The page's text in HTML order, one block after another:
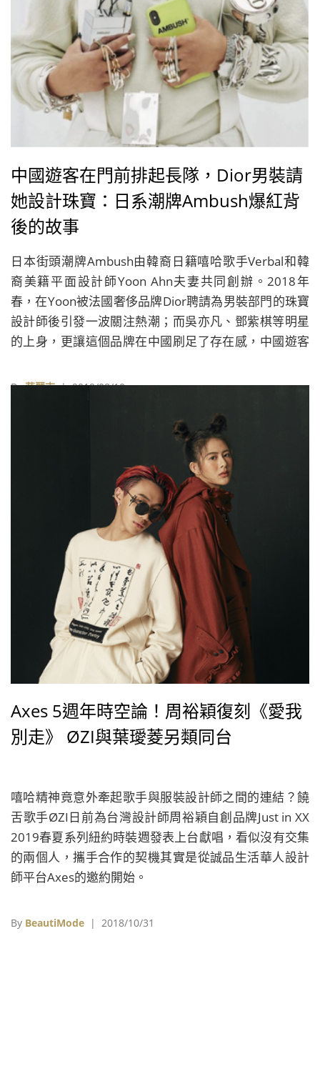
中國遊客在門前排起長隊，Dior男裝請
她設計珠寶：日系潮牌Ambush爆紅背
後的故事
日本街頭潮牌Ambush由韓裔日籍嘻哈歌手Verbal和韓
裔美籍平面設計師Yoon Ahn夫妻共同創辦。2018年
春，在Yoon被法國奢侈品牌Dior聘請為男裝部門的珠寶
設計師後引發一波關注熱潮；而吳亦凡、鄧紫棋等明星
的上身，更讓這個品牌在中國刷足了存在感，中國遊客
By華麗志| 2019/08/10
Axes 5週年時空論！周裕穎復刻《愛我
別走》 ØZI與葉璦菱另類同台
嘻哈精神竟意外牽起歌手與服裝設計師之間的連結？饒
舌歌手ØZI日前為台灣設計師周裕穎自創品牌Just in XX
2019春夏系列紐約時裝週發表上台獻唱，看似沒有交集
的兩個人，攜手合作的契機其實是從誠品生活華人設計
師平台Axes的邀約開始。
By BeautiMode | 2018/10/31